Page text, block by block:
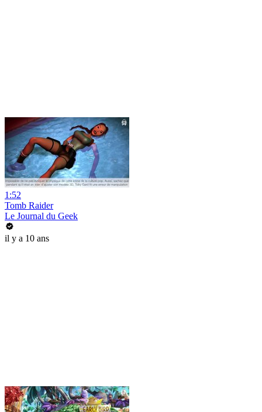
1:52
Tomb Raider
Le Journal du Geek
il y a 10 ans